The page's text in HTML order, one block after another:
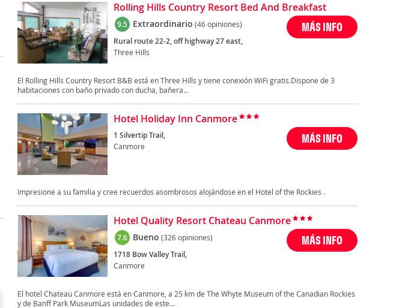
Rolling Hills Country Resort Bed And Breakfast
9.5 Extraordinario (46 opiniones)
Rural route 22-2, off highway 27 east,
Three Hills
MÁS INFO
El Rolling Hills Country Resort B&B está en Three Hills y tiene conexión WiFi gratis.Dispone de 3
habitaciones con baño privado con ducha, bañera...
Hotel Holiday Inn Canmore
1 Silvertip Trail,
Canmore
MÁS INFO
Impresione a su familia y cree recuerdos asombrosos alojándose en el Hotel of the Rockies .
Hotel Quality Resort Chateau Canmore
7.6 Bueno (326 opiniones)
1718 Bow Valley Trail,
Canmore
MÁS INFO
El hotel Chateau Canmore está en Canmore, a 25 km de The Whyte Museum of the Canadian Rockies
y de Banff Park MuseumLas unidades de este...